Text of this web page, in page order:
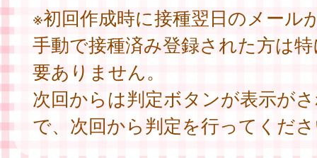
※初回作成時に接種翌日のメール
手動で接種済み登録された方は
要ありません。
次回からは判定ボタンが表示が
で、次回から判定を行ってくだ